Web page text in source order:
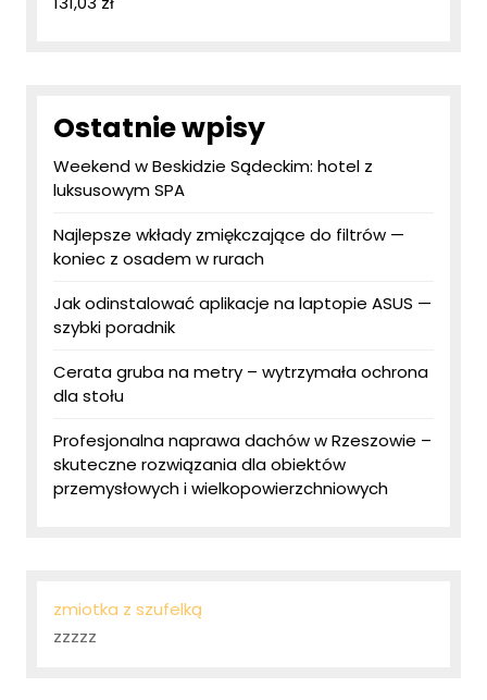
Ostatnie wpisy
Weekend w Beskidzie Sądeckim: hotel z
luksusowym SPA
Najlepsze wkłady zmiękczające do filtrów —
koniec z osadem w rurach
Jak odinstalować aplikacje na laptopie ASUS —
szybki poradnik
Cerata gruba na metry – wytrzymała ochrona
dla stołu
Profesjonalna naprawa dachów w Rzeszowie –
skuteczne rozwiązania dla obiektów
przemysłowych i wielkopowierzchniowych
zmiotka z szufelką
zzzzz